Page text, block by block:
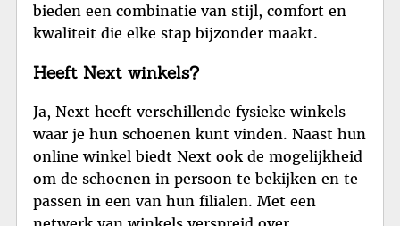
bieden een combinatie van stijl, comfort en
kwaliteit die elke stap bijzonder maakt.
Heeft Next winkels?
Ja, Next heeft verschillende fysieke winkels
waar je hun schoenen kunt vinden. Naast hun
online winkel biedt Next ook de mogelijkheid
om de schoenen in persoon te bekijken en te
passen in een van hun filialen. Met een